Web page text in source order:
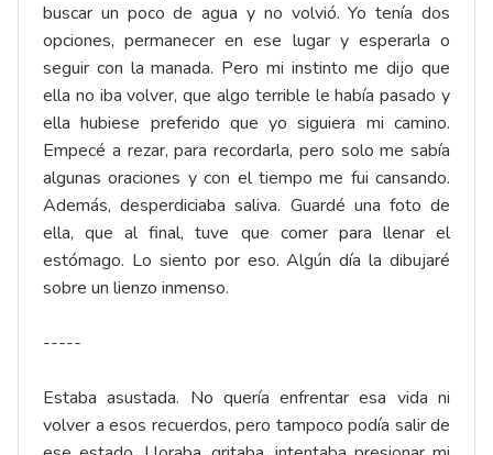
buscar un poco de agua y no volvió. Yo tenía dos
opciones, permanecer en ese lugar y esperarla o
seguir con la manada. Pero mi instinto me dijo que
ella no iba volver, que algo terrible le había pasado y
ella hubiese preferido que yo siguiera mi camino.
Empecé a rezar, para recordarla, pero solo me sabía
algunas oraciones y con el tiempo me fui cansando.
Además, desperdiciaba saliva. Guardé una foto de
ella, que al final, tuve que comer para llenar el
estómago. Lo siento por eso. Algún día la dibujaré
sobre un lienzo inmenso.
-----
Estaba asustada. No quería enfrentar esa vida ni
volver a esos recuerdos, pero tampoco podía salir de